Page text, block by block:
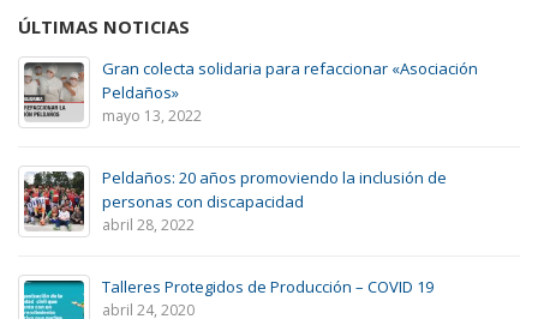
ÚLTIMAS NOTICIAS
Gran colecta solidaria para refaccionar «Asociación
Peldaños»
mayo 13, 2022
Peldaños: 20 años promoviendo la inclusión de
personas con discapacidad
abril 28, 2022
Talleres Protegidos de Producción – COVID 19
abril 24, 2020